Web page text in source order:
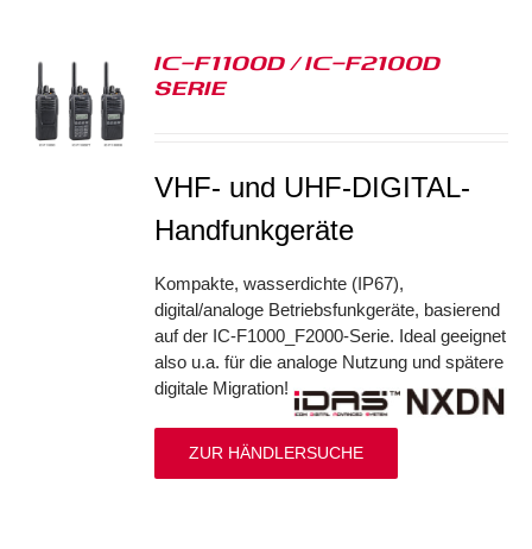
IC-F1100D / IC-F2100D
SERIE
VHF- und UHF-DIGITAL-
Handfunkgeräte
Kompakte, wasserdichte (IP67),
digital/analoge Betriebsfunkgeräte, basierend
auf der IC-F1000_F2000-Serie. Ideal geeignet
also u.a. für die analoge Nutzung und spätere
digitale Migration!
ZUR HÄNDLERSUCHE